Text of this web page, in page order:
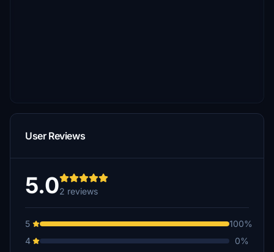
User Reviews
5.02 reviews
5
100%
4
0%